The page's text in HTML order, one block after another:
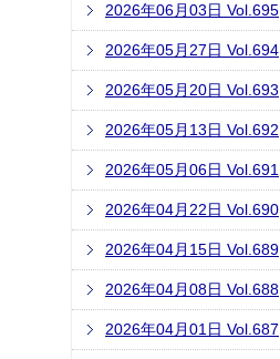
2026年06月03日 Vol.695
2026年05月27日 Vol.694
2026年05月20日 Vol.693
2026年05月13日 Vol.692
2026年05月06日 Vol.691
2026年04月22日 Vol.690
2026年04月15日 Vol.689
2026年04月08日 Vol.688
2026年04月01日 Vol.687